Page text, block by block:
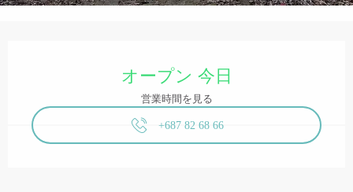
オープン 今日
営業時間を見る
+687 82 68 66